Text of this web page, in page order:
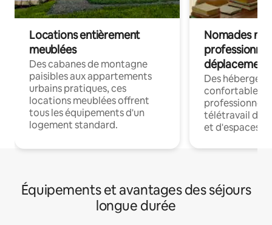
Locations entièrement
meublées
Des cabanes de montagne
paisibles aux appartements
urbains pratiques, ces
locations meublées offrent
tous les équipements d'un
logement standard.
Nomades
déplacement
Des
confortables
professionnels
télétravail
et d'espaces
Équipements et avantages des séjours
longue durée